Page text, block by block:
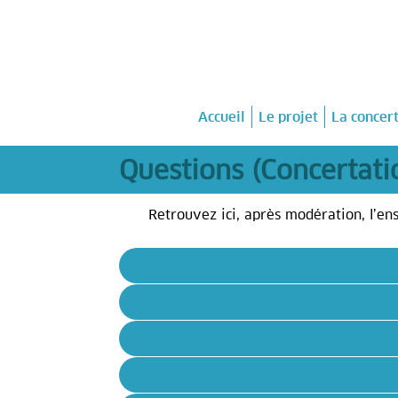
Accueil Le projet La
Retrouvez ici, après modération,
Questions